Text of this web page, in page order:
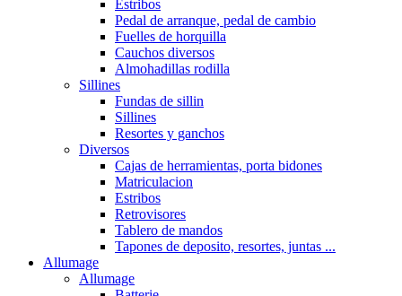
Estribos
Pedal de arranque, pedal de cambio
Fuelles de horquilla
Cauchos diversos
Almohadillas rodilla
Sillines
Fundas de sillin
Sillines
Resortes y ganchos
Diversos
Cajas de herramientas, porta bidones
Matriculacion
Estribos
Retrovisores
Tablero de mandos
Tapones de deposito, resortes, juntas ...
Allumage
Allumage